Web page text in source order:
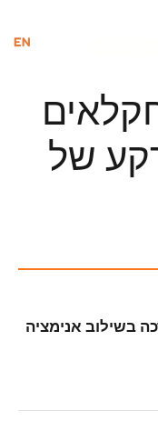
של
בשילוב אנימציה